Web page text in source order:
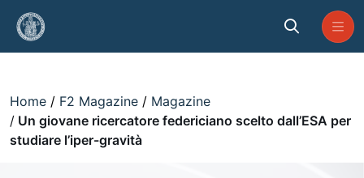
Skip to Main Content
Home F2 Magazine
Magazine
Un giovane ricercatore federiciano scelto dall’ESA per
studiare l’iper-gravità